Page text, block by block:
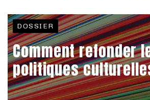
DOSSIER
Comment refonder
politiques